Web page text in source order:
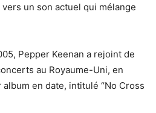
un son actuel qui mélange
Pepper Keenan a rejoint de
au Royaume-Uni, en
en date, intitulé “No Cross